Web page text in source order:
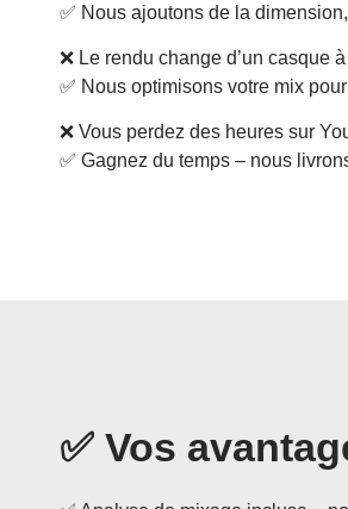
✅ Nous ajoutons de la
❌ Le rendu change d’un casque à
✅ Nous optimisons votre mix
❌ Vous perdez des heures sur
✅ Gagnez du temps – nous
✅ Vos